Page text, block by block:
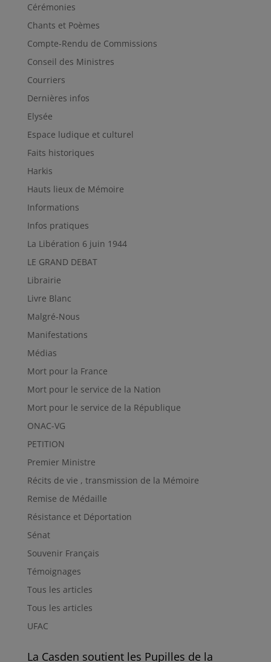
Cérémonies
Chants et Poèmes
Compte-Rendu de Commissions
Conseil des Ministres
Courriers
Dernières infos
Elysée
Espace ludique et culturel
Faits historiques
Harkis
Hauts lieux de Mémoire
Informations
Infos pratiques
La Libération 6 juin 1944
LE GRAND DEBAT
Librairie
Livre Blanc
Malgré-Nous
Manifestations
Médias
Mort pour la France
Mort pour le service de la Nation
Mort pour le service de la République
ONAC-VG
PETITION
Premier Ministre
Récits de vie , transmission de la Mémoire
Remise de Médaille
Résistance et Déportation
Sénat
Souvenir Français
Témoignages
Tous les articles
Tous les articles
UFAC
La Casden soutient les Pupilles de la